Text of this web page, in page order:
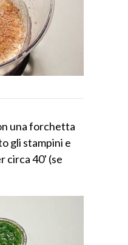
una forchetta
gli stampini e
circa 40' (se